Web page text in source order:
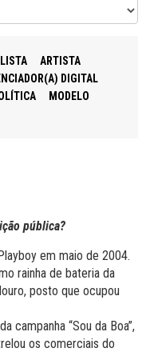
ARTISTA
DIGITAL
MODELO
pública?
em maio de 2004.
rainha de bateria da
posto que ocupou
campanha “Sou da Boa”,
os comerciais do